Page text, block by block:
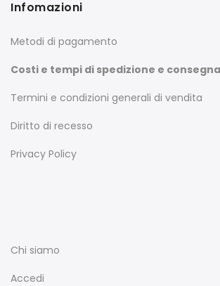
Infomazioni
Metodi di pagamento
Costi e tempi di spedizione e consegna
Termini e condizioni generali di vendita
Diritto di recesso
Privacy Policy
Chi siamo
Accedi